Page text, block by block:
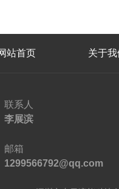
站首页 关于我
联系人
李展滨
邮箱
1299566792@qq.com